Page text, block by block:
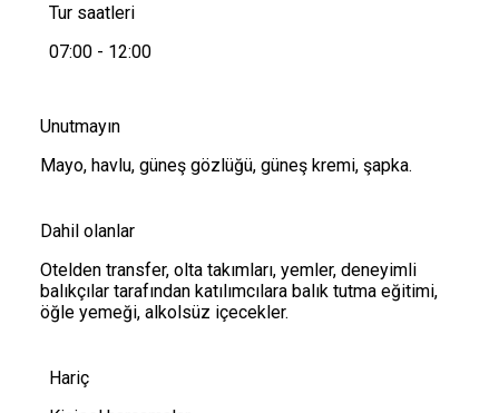
Tur saatleri
07:00 - 12:00
Unutmayın
Mayo, havlu, güneş gözlüğü, güneş kremi, şapka.
Dahil olanlar
Otelden transfer, olta takımları, yemler, deneyimli
balıkçılar tarafından katılımcılara balık tutma eğitimi,
öğle yemeği, alkolsüz içecekler.
Hariç